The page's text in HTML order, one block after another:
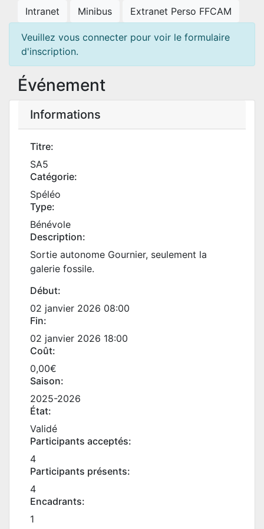
Intranet Minibus Extranet Perso FFCAM
Veuillez vous connecter pour voir le formulaire
d'inscription.
Événement
Informations
Titre:
SA5
Catégorie:
Spéléo
Type:
Bénévole
Description:
Sortie autonome Gournier, seulement la
galerie fossile.
Début:
02 janvier 2026 08:00
Fin:
02 janvier 2026 18:00
Coût:
0,00€
Saison:
2025-2026
État:
Validé
Participants acceptés:
4
Participants présents:
4
Encadrants:
1